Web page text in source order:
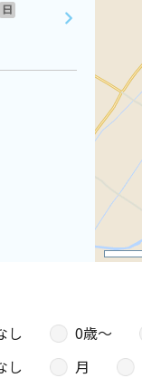
日
し 0歳〜
し 月